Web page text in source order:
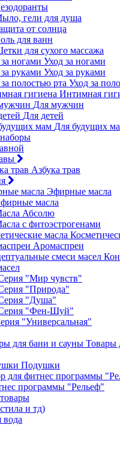
гели для душа
от солнца
для ванн
для сухого массажа
Уход за ногами
Уход за руками
Уход за
Интимная
Для мужчин
Для детей
Для будущих
Азбука трав
Эфирные масла
масла
Абсолю
с фитоэстрогенами
Аромаспреи
"Мир чувств"
"Природа"
"Душа"
"Фен-Шуй"
"Универсальная"
Товары
Подушки
программы "Рельеф"
и тд)
вода